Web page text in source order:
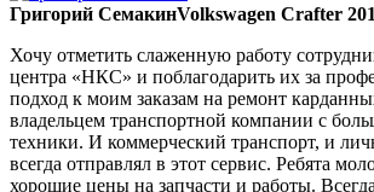
Григорий СемакинVolkswagen Crafter
Хочу отметить слаженную работу
центра «НКС» и поблагодарить их за
подход к моим заказам на ремонт
владельцем транспортной компании с
техники. И коммерческий транспорт, и
всегда отправлял в этот сервис. Ребята
хорошие цены на запчасти и работы.